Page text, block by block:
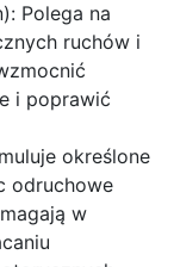
Polega na
ruchów i
i poprawić
określone
odruchowe
w